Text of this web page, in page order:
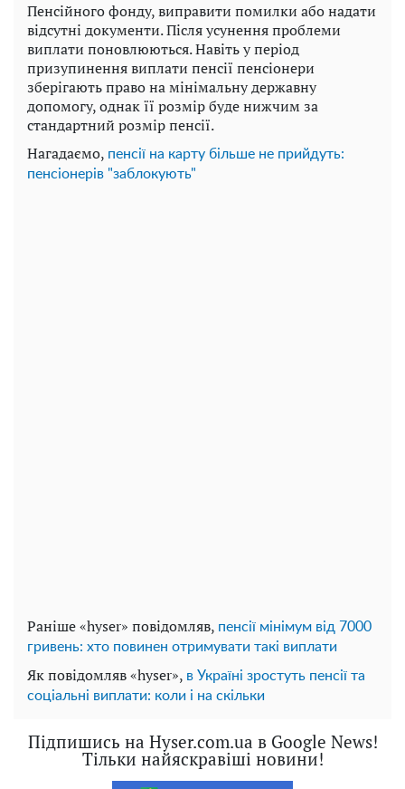
Пенсійного фонду, виправити помилки або надати
відсутні документи. Після усунення проблеми
виплати поновлюються. Навіть у період
призупинення виплати пенсії пенсіонери
зберігають право на мінімальну державну
допомогу, однак її розмір буде нижчим за
стандартний розмір пенсії.
Нагадаємо, пенсії на карту більше не прийдуть:
пенсіонерів "заблокують"
Раніше «hyser» повідомляв, пенсії мінімум від 7000
гривень: хто повинен отримувати такі виплати
Як повідомляв «hyser», в Україні зростуть пенсії та
соціальні виплати: коли і на скільки
Підпишись на Hyser.com.ua в Google News!
Тільки найяскравіші новини!